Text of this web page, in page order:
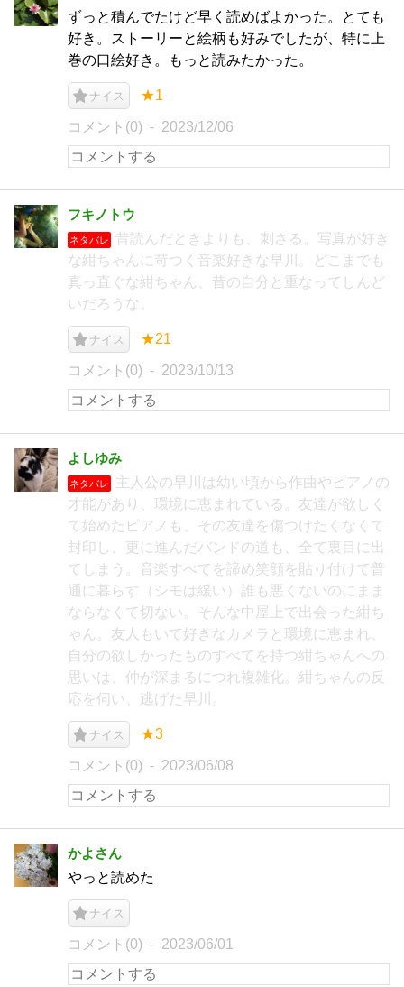
ずっと積んでたけど早く読めばよかった。とても
好き。ストーリーと絵柄も好みでしたが、特に上
巻の口絵好き。もっと読みたかった。
ナイス ★1
コメント(0) 2023/12/06
フキノトウ
ネタバレ
昔読んだときよりも、刺さる。写真が好き
な紺ちゃんに苛つく音楽好きな早川。どこまでも
真っ直ぐな紺ちゃん、昔の自分と重なってしんど
いだろうな。
ナイス ★21
コメント(0) 2023/10/13
よしゆみ
ネタバレ
主人公の早川は幼い頃から作曲やピアノの
才能があり、環境に恵まれている。友達が欲しく
て始めたピアノも、その友達を傷つけたくなくて
封印し、更に進んだバンドの道も、全て裏目に出
てしまう。音楽すべてを諦め笑顔を貼り付けて普
通に暮らす（シモは緩い）誰も悪くないのにまま
ならなくて切ない。そんな中屋上で出会った紺ち
ゃん。友人もいて好きなカメラと環境に恵まれ、
自分の欲しかったものすべてを持つ紺ちゃんへの
思いは、仲が深まるにつれ複雑化。紺ちゃんの反
応を伺い、逃げた早川。
ナイス ★3
コメント(0) 2023/06/08
かよさん
やっと読めた
ナイス
コメント(0) 2023/06/01